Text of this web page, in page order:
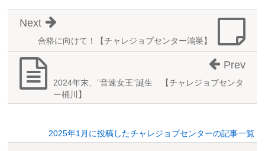
合格に向けて！【チャレジョブセンター鴻巣】
Next
2024年末、”音速女王”誕生 【チャレジョブセンタ
ー桶川】
Prev
2025年1月に投稿したチャレジョブセンターの記事一覧